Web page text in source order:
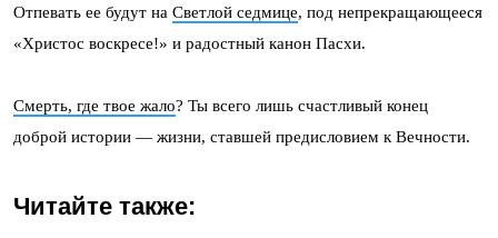
Отпевать ее будут на Светлой седмице, под непрекращающееся
«Христос воскресе!» и радостный канон Пасхи.
Смерть, где твое жало? Ты всего лишь счастливый конец
доброй истории — жизни, ставшей предисловием к Вечности.
Читайте также: